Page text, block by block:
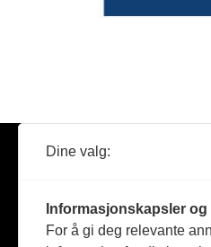
Dine valg:
Informasjonskapsler
For å gi deg relevante